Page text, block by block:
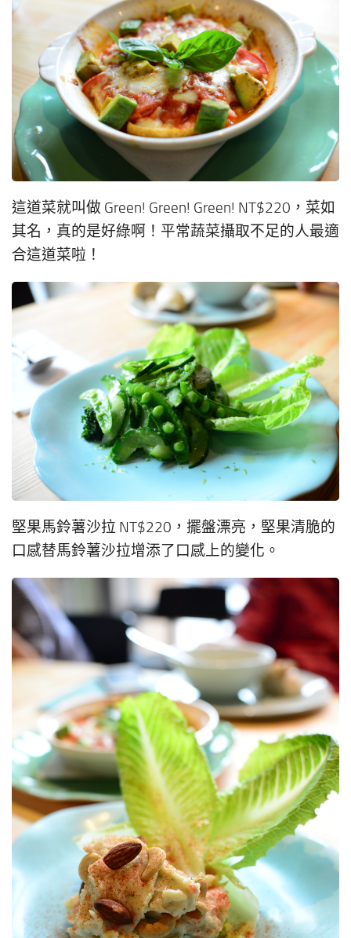
這道菜就叫做 Green! Green! Green! NT$220，菜如
其名，真的是好綠啊！平常蔬菜攝取不足的人最適
合這道菜啦！
堅果馬鈴薯沙拉 NT$220，擺盤漂亮，堅果清脆的
口感替馬鈴薯沙拉增添了口感上的變化。